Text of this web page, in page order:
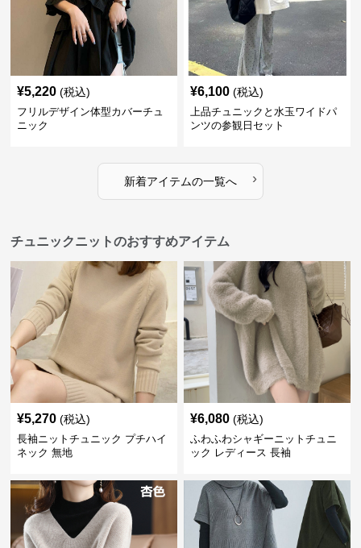
¥5,220 (税込)
フリルデザイン体型カバーチュ
ニック
¥6,100 (税込)
上品チュニックと水玉ワイドパ
ンツの参観日セット
新着アイテムの一覧へ ›
チュニックニットのおすすめアイテム
¥5,270 (税込)
長袖ニットチュニック プチハイ
ネック 無地
¥6,080 (税込)
ふわふわシャギーニットチュニ
ック レディース 長袖